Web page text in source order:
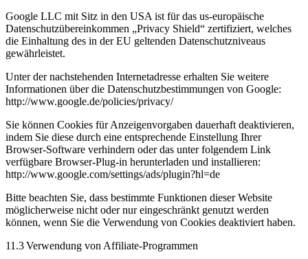
Google LLC mit Sitz in den USA ist für das us-europäische
Datenschutzübereinkommen „Privacy Shield“ zertifiziert, welches
die Einhaltung des in der EU geltenden Datenschutzniveaus
gewährleistet.
Unter der nachstehenden Internetadresse erhalten Sie weitere
Informationen über die Datenschutzbestimmungen von Google:
http://www.google.de/policies/privacy/
Sie können Cookies für Anzeigenvorgaben dauerhaft deaktivieren,
indem Sie diese durch eine entsprechende Einstellung Ihrer
Browser-Software verhindern oder das unter folgendem Link
verfügbare Browser-Plug-in herunterladen und installieren:
http://www.google.com/settings/ads/plugin?hl=de
Bitte beachten Sie, dass bestimmte Funktionen dieser Website
möglicherweise nicht oder nur eingeschränkt genutzt werden
können, wenn Sie die Verwendung von Cookies deaktiviert haben.
11.3 Verwendung von Affiliate-Programmen